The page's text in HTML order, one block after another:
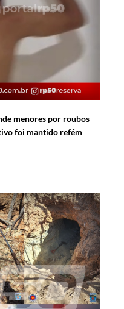
menores por roubos
foi mantido refém